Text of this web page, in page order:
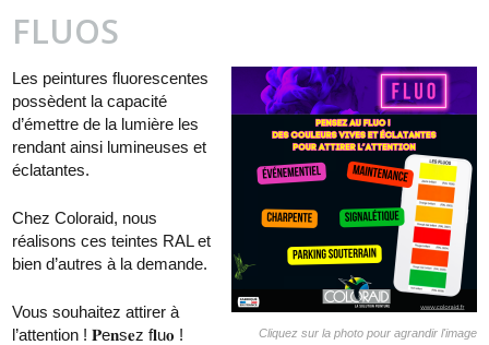
FLUOS
Cliquez sur la photo pour agrandir l'image
Les peintures fluorescentes
possèdent la capacité
d’émettre de la lumière les
rendant ainsi lumineuses et
éclatantes.
Chez Coloraid, nous
réalisons ces teintes RAL et
bien d’autres à la demande.
Vous souhaitez attirer à
l’attention ! 𝐏e𝐧s𝐞z f𝐥u𝐨 !